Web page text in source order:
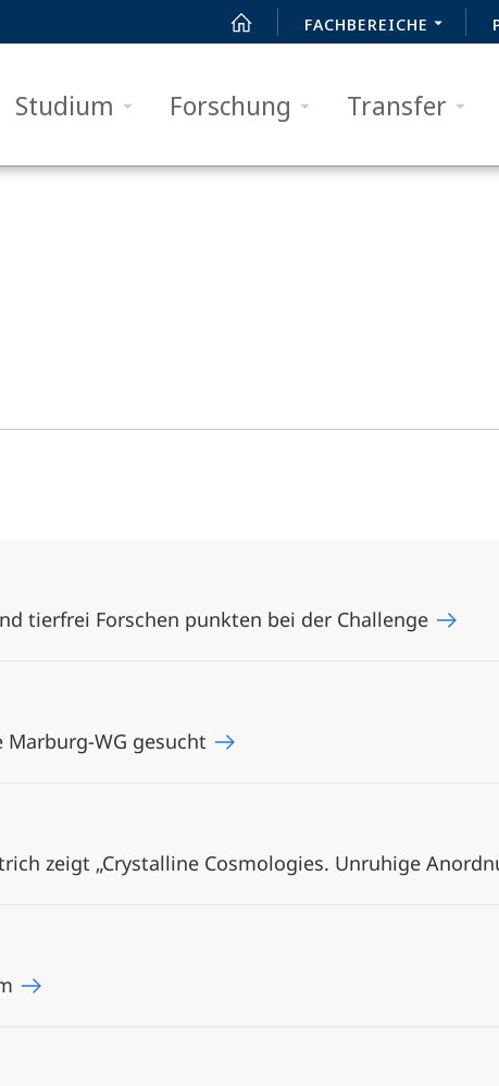
FACHBEREICHE
Studium Forschung Transfer
tierfrei Forschen punkten bei der Challenge
WG gesucht
zeigt „Crystalline Cosmologies. Unruhige